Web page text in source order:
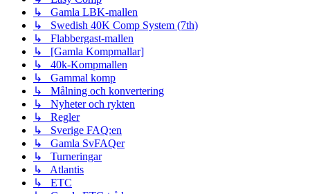
↳ Gamla LBK-mallen
↳ Swedish 40K Comp System (7th)
↳ Flabbergast-mallen
↳ [Gamla Kompmallar]
↳ 40k-Kompmallen
↳ Gammal komp
↳ Målning och konvertering
↳ Nyheter och rykten
↳ Regler
↳ Sverige FAQ:en
↳ Gamla SvFAQer
↳ Turneringar
↳ Atlantis
↳ ETC